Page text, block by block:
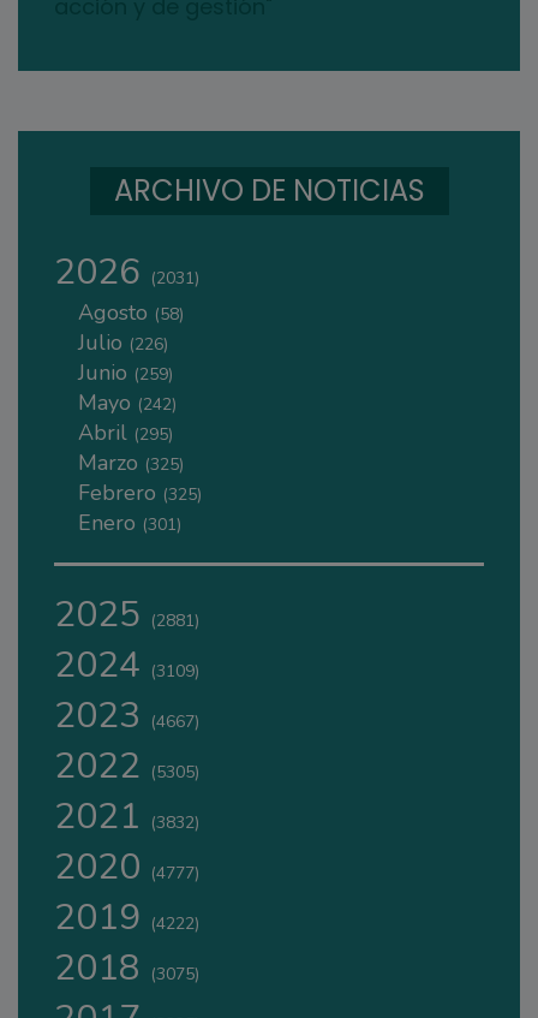
ARCHIVO DE NOTICIAS
2026 (2031)
Agosto (58)
Julio (226)
Junio (259)
Mayo (242)
Abril (295)
Marzo (325)
Febrero (325)
Enero (301)
2025 (2881)
2024 (3109)
2023 (4667)
2022 (5305)
2021 (3832)
2020 (4777)
2019 (4222)
2018 (3075)